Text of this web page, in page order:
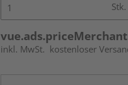
Stk.
inkl. MwSt. kostenloser